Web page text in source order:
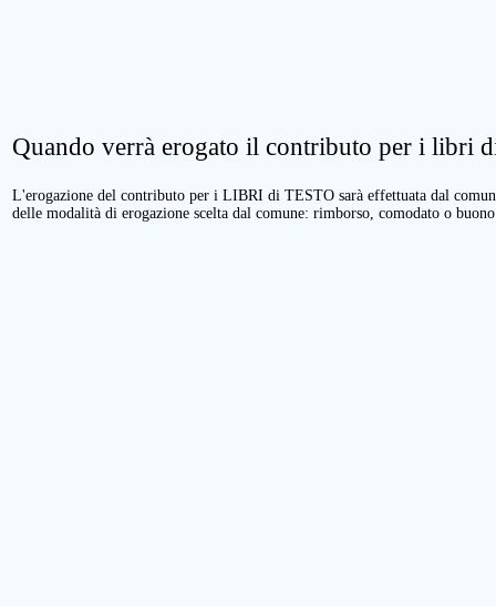
Quando verrà erogato il contributo per i libri
L'erogazione del contributo per i LIBRI di TESTO sarà effettuata dal
delle modalità di erogazione scelta dal comune: rimborso, comodato o